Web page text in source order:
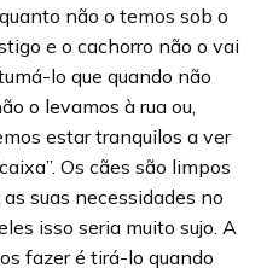
não o temos sob o
e o cachorro não o vai
lo que quando não
o levamos à rua ou,
estar tranquilos a ver
Os cães são limpos
suas necessidades no
isso seria muito sujo. A
fazer é tirá-lo quando